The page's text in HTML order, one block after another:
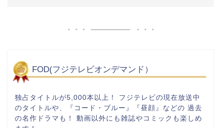
FOD(フジテレビオンデマンド）
独占タイトルが5,000本以上！ フジテレビの現在放送中
のタイトルや、『コード・ブルー』『昼顔』などの 過去
の名作ドラマも！ 動画以外にも雑誌やコミックも楽しめ